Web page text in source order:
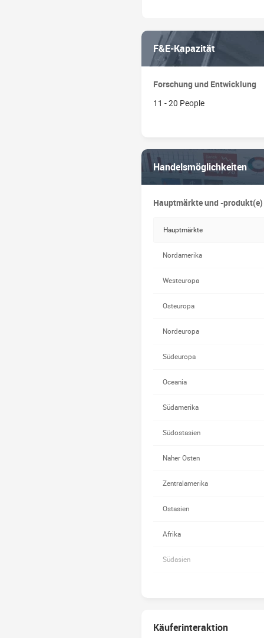
Verstellbar 6-Panel Vier
Jahreszeiten
F&E-Kapazität
Forschung und Entwicklung
11 - 20 People
Handelsmöglichkeiten
Hauptmärkte und -produkt(e)
Hauptmärkte
Nordamerika
Westeuropa
Osteuropa
Nordeuropa
Südeuropa
Oceania
Südamerika
Südostasien
Naher Osten
Zentralamerika
Ostasien
Afrika
Südasien
Gesprochene Sprache
Käuferinteraktion